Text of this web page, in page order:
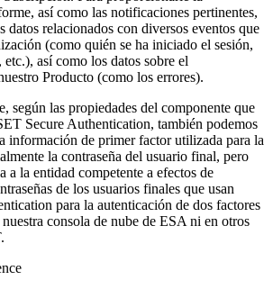
así como las notificaciones pertinentes,
datos relacionados con diversos eventos que
(como quién se ha iniciado el sesión,
etc.), así como los datos sobre el
Producto (como los errores).
según las propiedades del componente que
Secure Authentication, también podemos
información de primer factor utilizada para la
la contraseña del usuario final, pero
a la entidad competente a efectos de
de los usuarios finales que usan
para la autenticación de dos factores
consola de nube de ESA ni en otros